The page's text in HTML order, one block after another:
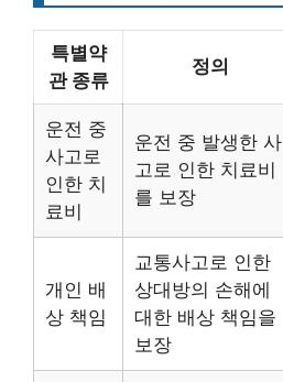
특별약
관 종류
정의
운전 중
사고로
인한 치
료비
운전 중 발생한 사
고로 인한 치료비
를 보장
개인 배
상 책임
교통사고로 인한
상대방의 손해에
대한 배상 책임을
보장